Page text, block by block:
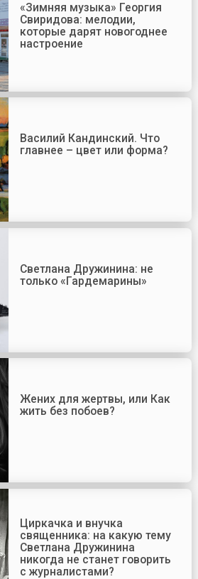
«Зимняя музыка» Георгия
Свиридова: мелодии,
которые дарят новогоднее
настроение
Василий Кандинский. Что
главнее – цвет или форма?
Светлана Дружинина: не
только «Гардемарины»
Жених для жертвы, или Как
жить без побоев?
Циркачка и внучка
священника: на какую тему
Светлана Дружинина
никогда не станет говорить
с журналистами?